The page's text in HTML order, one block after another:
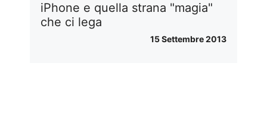
iPhone e quella strana "magia"
che ci lega
15 Settembre 2013